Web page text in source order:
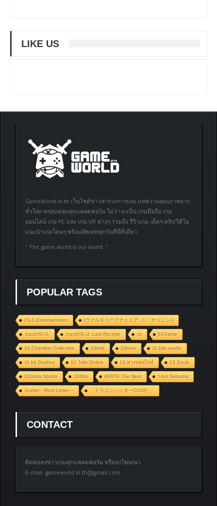
LIKE US
GameWorld.in.th เว็บไซต์ข่าวสารวงการเกม บทความคุณภาพจาก
ทั่วโลก ครอบคลุมทุกแพลตฟอร์ม ไม่ว่าจะเป็น เกมมือถือ เกม
ออนไลน์ เกม PC และ เกม VR ต่างๆ รวมถึง รีวิวเกม เด็ดๆ คลิปวีดิโอ
แนะนำเกมโดนๆ พร้อมอัพเดททุกวันที่นี่ที่เดียว
” The game world is our world. “
POPULAR TAGS
(TLS Entertainment (ヴァルキリーアナトミア ‐ジ・オリジン‐)
.hack//G.U. .hack//G.U. Last Recode .io 01Game
10 Chamber Collective 10bird 10tons 11 bits studio
11 bit Studios 12 Tails Online 12 หางออนไลน์ 13 Souls
111dots Studio 1080p @RPG The Next ‘I Am Setsuna
√Letter - Root Letter – 「ドラゴンハンターCOOP 」
CONTACT
ติดต่อลงข่าวเกมทุกแพลตฟอร์ม หรือลงโฆษณา
E-mail: gameworld.in.th@gmail.com